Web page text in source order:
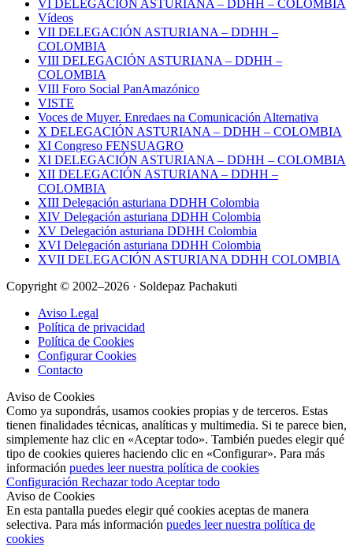
VI DELEGACIÓN ASTURIANA – DDHH – COLOMBIA
Vídeos
VII DELEGACIÓN ASTURIANA – DDHH –
COLOMBIA
VIII DELEGACIÓN ASTURIANA – DDHH –
COLOMBIA
VIII Foro Social PanAmazónico
VISTE
Voces de Muyer. Enredaes na Comunicación Alternativa
X DELEGACIÓN ASTURIANA – DDHH – COLOMBIA
XI Congreso FENSUAGRO
XI DELEGACIÓN ASTURIANA – DDHH – COLOMBIA
XII DELEGACIÓN ASTURIANA – DDHH –
COLOMBIA
XIII Delegación asturiana DDHH Colombia
XIV Delegación asturiana DDHH Colombia
XV Delegación asturiana DDHH Colombia
XVI Delegación asturiana DDHH Colombia
XVII DELEGACIÓN ASTURIANA DDHH COLOMBIA
Copyright © 2002–2026 · Soldepaz Pachakuti
Aviso Legal
Política de privacidad
Política de Cookies
Configurar Cookies
Contacto
Aviso de Cookies
Como ya supondrás, usamos cookies propias y de terceros. Estas
tienen finalidades técnicas, analíticas y multimedia. Si te parece bien,
simplemente haz clic en «Aceptar todo». También puedes elegir qué
tipo de cookies quieres haciendo clic en «Configurar». Para más
información puedes leer nuestra política de cookies
Configuración Rechazar todo Aceptar todo
Aviso de Cookies
En esta pantalla puedes elegir qué cookies aceptas de manera
selectiva. Para más información puedes leer nuestra política de
cookies